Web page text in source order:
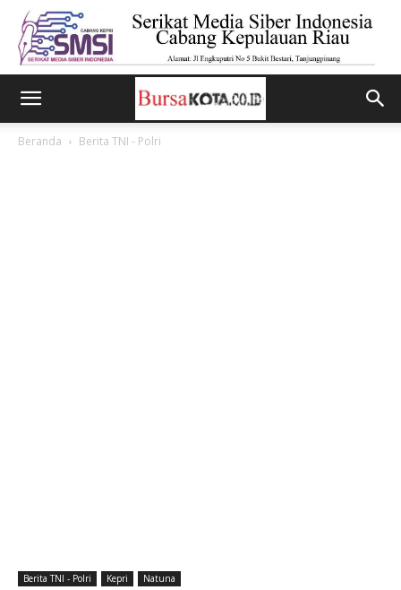
Beranda Berita TNI - Polri
Berita TNI - Polri Kepri Natuna